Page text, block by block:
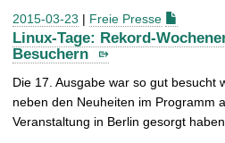
2015-03-23 | Freie Presse
Linux-Tage: Rekord-
Besuchern
Die 17. Ausgabe war so gut besucht
neben den Neuheiten im Programm
Veranstaltung in Berlin gesorgt haben.